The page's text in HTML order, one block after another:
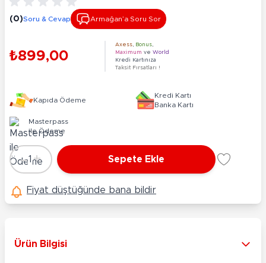
(0)Soru & Cevap Armağan’a Soru Sor
₺899,00
Axess Bonus
Maximum ve World
Kredi Kartınıza
Taksit Fırsatları !
Kapıda Ödeme
Kredi Kartı
Banka Kartı
Masterpass
ile Ödeme
Adet
-1 + Sepete Ekle
Fiyat düştüğünde bana bildir
Ürün Bilgisi